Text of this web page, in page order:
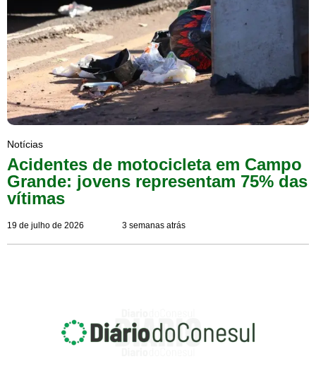
Notícias
Acidentes de motocicleta em Campo
Grande: jovens representam 75% das
vítimas
19 de julho de 2026 3 semanas atrás